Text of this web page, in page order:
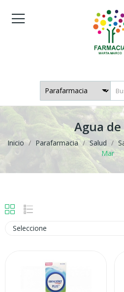
Agua
Inicio Parafarmacia Salud
Mar
Seleccione